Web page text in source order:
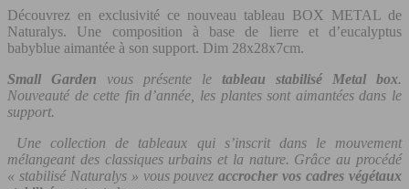
Découvrez en exclusivité ce nouveau tableau BOX METAL de
Naturalys. Une composition à base de lierre et d’eucalyptus
babyblue aimantée à son support. Dim 28x28x7cm.
Small Garden vous présente le tableau stabilisé Metal box.
Nouveauté de cette fin d’année, les plantes sont aimantées dans le
support.
Une collection de tableaux qui s’inscrit dans le mouvement
mélangeant des classiques urbains et la nature. Grâce au procédé
« stabilisé Naturalys » vous pouvezaccrocher vos cadres végétaux